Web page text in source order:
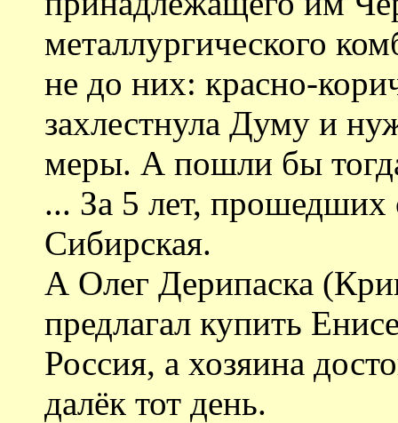
металлургического
не до них: красно-
захлестнула Думу и
меры. А пошли бы
... За 5 лет, прошедших
Сибирская.
А Олег Дерипаска
предлагал купить
Россия, а хозяина
далёк тот день.